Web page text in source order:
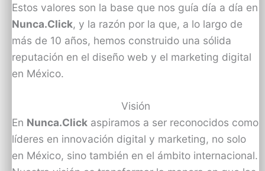
Estos valores son la base que nos guía día a día en
Nunca.Click, y la razón por la que, a lo largo de
más de 10 años, hemos construido una sólida
reputación en el diseño web y el marketing digital
en México.
Visión
En Nunca.Click aspiramos a ser reconocidos como
líderes en innovación digital y marketing, no solo
en México, sino también en el ámbito internacional.